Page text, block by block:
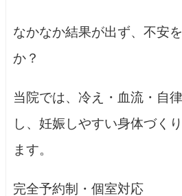
なかなか結果が出ず、不安
か？
当院では、冷え・血流・自
し、妊娠しやすい身体づく
ます。
完全予約制・個室対応